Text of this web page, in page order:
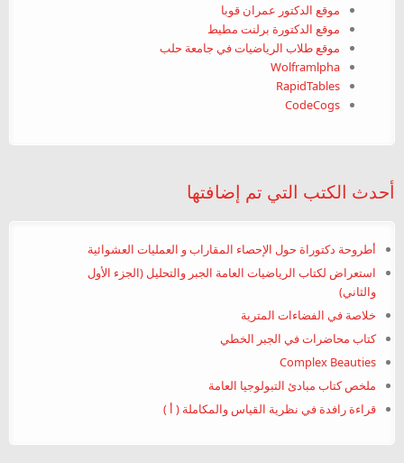
موقع الدكتور عمران قوبا
موقع الدكتورة برلنت مطيط
موقع طلاب الرياضيات في جامعة حلب
Wolframlpha
RapidTables
CodeCogs
أحدث الكتب التي تم إضافتها
أطروحة دكتوراة حول الإحصاء المقاراب و العمليات العشوائية
استعراض لكتاب الرياضيات العامة الجبر والتحليل (الجزء الأول
والثاني)
خلاصة في الفضاءات المترية
كتاب محاضرات في الجبر الخطي
Complex Beauties
ملخص كتاب مبادئ التبولوجيا العامة
قراءة رافدة في نظرية القياس والمكاملة ( أ )